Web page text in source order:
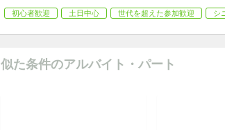
初心者歓迎 土日中心 世代を超えた参加歓迎 シ
似た条件のアルバイト・パート